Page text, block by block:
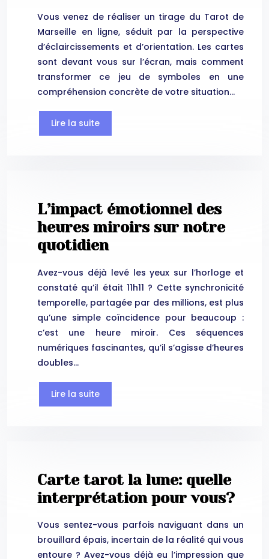
Vous venez de réaliser un tirage du Tarot de
Marseille en ligne, séduit par la perspective
d’éclaircissements et d’orientation. Les cartes
sont devant vous sur l’écran, mais comment
transformer ce jeu de symboles en une
compréhension concrète de votre situation…
Lire la suite
L’impact émotionnel des
heures miroirs sur notre
quotidien
Avez-vous déjà levé les yeux sur l’horloge et
constaté qu’il était 11h11 ? Cette synchronicité
temporelle, partagée par des millions, est plus
qu’une simple coïncidence pour beaucoup :
c’est une heure miroir. Ces séquences
numériques fascinantes, qu’il s’agisse d’heures
doubles…
Lire la suite
Carte tarot la lune: quelle
interprétation pour vous?
Vous sentez-vous parfois naviguant dans un
brouillard épais, incertain de la réalité qui vous
entoure ? Avez-vous déjà eu l’impression que